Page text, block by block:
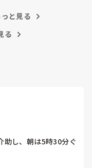
と見る
る
助し、朝は5時30分ぐ
て決めています。そ